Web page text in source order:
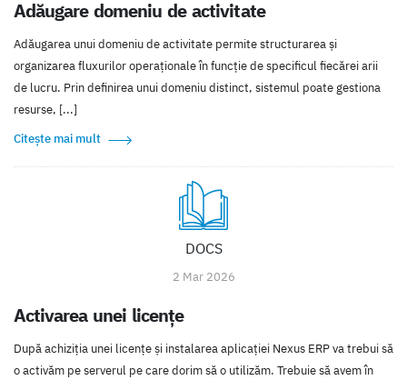
Adăugare domeniu de activitate
Adăugarea unui domeniu de activitate permite structurarea și
organizarea fluxurilor operaționale în funcție de specificul fiecărei arii
de lucru. Prin definirea unui domeniu distinct, sistemul poate gestiona
resurse, [...]
Citește mai mult
DOCS
2 Mar 2026
Activarea unei licenţe
După achiziţia unei licenţe şi instalarea aplicaţiei Nexus ERP va trebui să
o activăm pe serverul pe care dorim să o utilizăm. Trebuie să avem în